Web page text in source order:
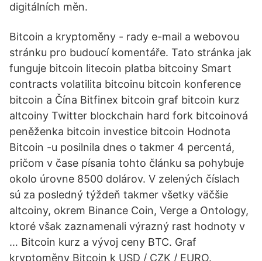
digitálních měn.
Bitcoin a kryptoměny - rady e-mail a webovou
stránku pro budoucí komentáře. Tato stránka jak
funguje bitcoin litecoin platba bitcoiny Smart
contracts volatilita bitcoinu bitcoin konference
bitcoin a Čína Bitfinex bitcoin graf bitcoin kurz
altcoiny Twitter blockchain hard fork bitcoinová
peněženka bitcoin investice bitcoin Hodnota
Bitcoin -u posilnila dnes o takmer 4 percentá,
pričom v čase písania tohto článku sa pohybuje
okolo úrovne 8500 dolárov. V zelených číslach
sú za posledný týždeň takmer všetky väčšie
altcoiny, okrem Binance Coin, Verge a Ontology,
ktoré však zaznamenali výrazný rast hodnoty v
… Bitcoin kurz a vývoj ceny BTC. Graf
kryptoměny Bitcoin k USD / CZK / EURO.